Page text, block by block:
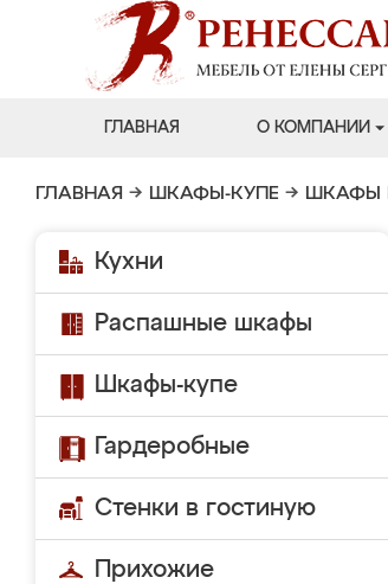
ГЛАВНАЯ О КОМПАНИИ
ГЛАВНАЯ → ШКАФЫ-КУПЕ → ШКАФЫ
Кухни
Распашные шкафы
Шкафы-купе
Гардеробные
Стенки в гостиную
Прихожие